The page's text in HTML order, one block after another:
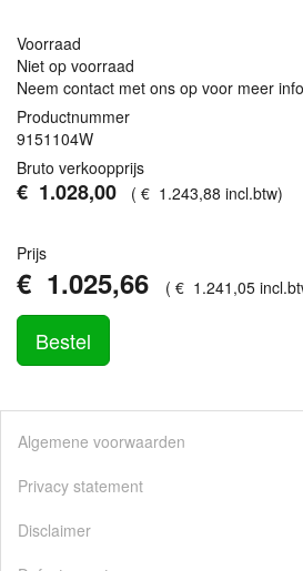
Voorraad
Niet op voorraad
Neem contact met ons op voor meer
Productnummer
9151104W
Bruto verkoopprijs
€ 1.028,00 ( € 1.243,88 incl.btw)
Prijs
€ 1.025,66 ( € 1.241 ,05
Bestel
Algemene voorwaarden
Privacy statement
Disclaimer